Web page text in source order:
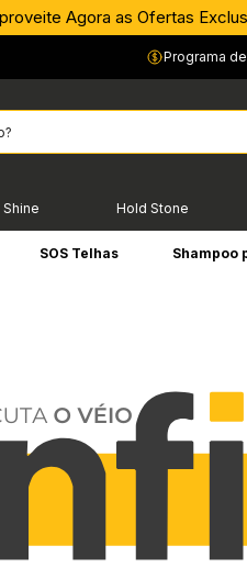
PIX parcelado em até 4x sem
Agora as Ofertas
Programa
Shine Hold Stone
SOS Telhas Shampoo